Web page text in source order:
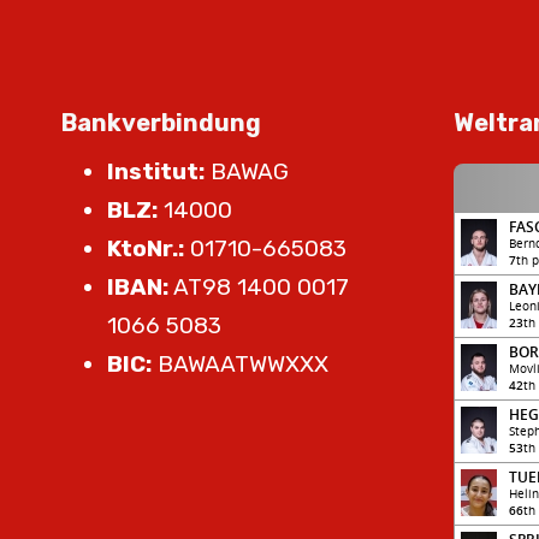
Bankverbindung
Institut: BAWAG
BLZ: 14000
KtoNr.: 01710-665083
IBAN:AT98 1400 0017
1066 5083
BIC: BAWAATWWXXX